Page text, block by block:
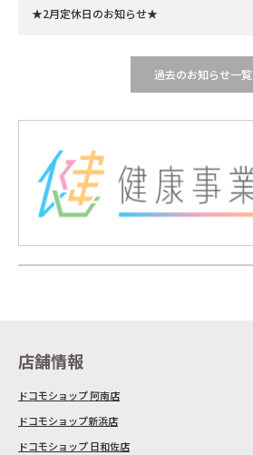
★2月定休日のお知らせ★
過去のお知らせ一覧
店舗情報
ドコモショップ 阿南店
ドコモショップ新浜店
ドコモショップ 日和佐店